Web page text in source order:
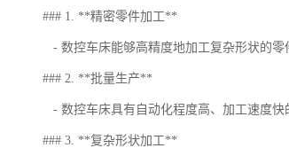
### 1. **精密零件加工**
- 数控车床能够高精度地加工复杂形状的
### 2. **批量生产**
- 数控车床具有自动化程度高、加工速度
### 3. **复杂形状加工**